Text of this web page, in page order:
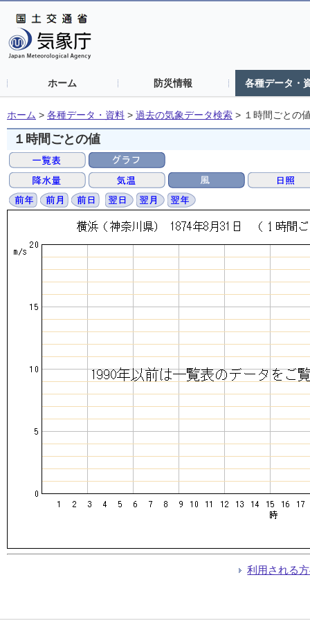
ホーム 防災情報 各種データ・
ホーム > 各種データ・資料 > 過去の気象データ検索 > １時間ごとの
１時間ごとの値
利用される